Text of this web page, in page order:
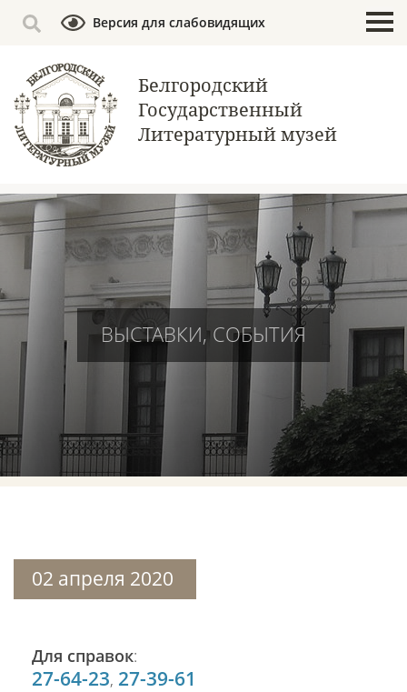
Версия для слабовидящих
Белгородский
Государственный
Литературный музей
ВЫСТАВКИ, СОБЫТИЯ
02 апреля 2020
Для справок:
27-64-23, 27-39-61